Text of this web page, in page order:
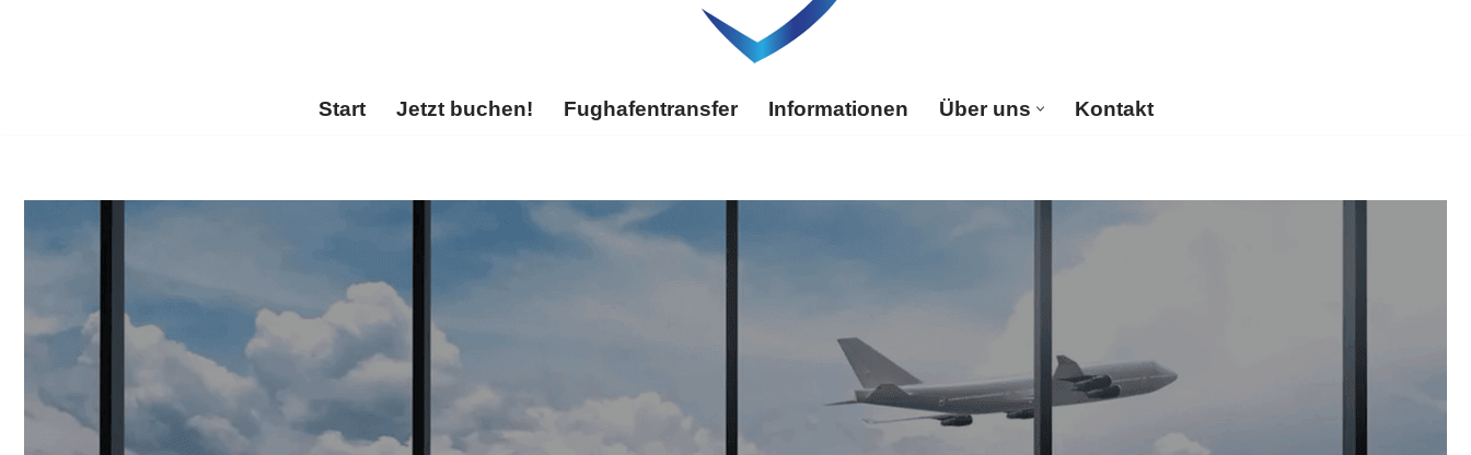
Start Jetzt buchen! Fughafentransfer Informationen Über uns Kontakt